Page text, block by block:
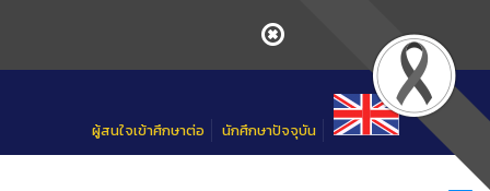
ผู้สนใจเข้าศึกษาต่อ นักศึกษาปัจจุบัน